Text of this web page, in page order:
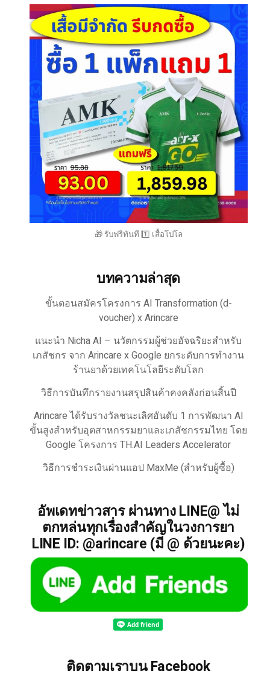
🎁 รับฟรีทันที 1️⃣ เสื้อโปโล
บทความล่าสุด
ขั้นตอนสมัครโครงการ AI Transformation (d-
voucher) x Arincare
แนะนำ Nicha AI – นวัตกรรมผู้ช่วยอัจฉริยะสำหรับ
เภสัชกร จาก Arincare x Google ยกระดับการทำงาน
ร้านยาด้วยเทคโนโลยีระดับโลก
วิธีการบันทึกรายงานสรุปสินค้าคงคลังก่อนสิ้นปี
Arincare ได้รับรางวัลชนะเลิศอันดับ 1 การพัฒนา AI
ขั้นสูงสำหรับอุตสาหกรรมยาและเภสัชกรรมไทย โดย
Google โครงการ TH.AI Leaders Accelerator
วิธีการชำระเงินผ่านแอป MaxMe (สำหรับผู้ซื้อ)
อัพเดทข่าวสาร ผ่านทาง LINE@ ไม่
ตกหล่นทุกเรื่องสำคัญในวงการยา
LINE ID: @arincare (มี @ ด้วยนะคะ)
ติดตามเราบน Facebook